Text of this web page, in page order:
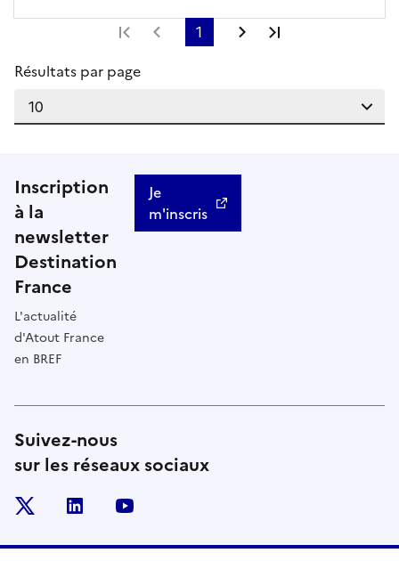
Première page
Page précédente
1 Page suivante
Résultats par page
Inscription
à la
newsletter
Destination
France
L'actualité
d'Atout France
en BREF
Je
m'inscris
Suivez-nous
sur les réseaux sociaux
linkedin